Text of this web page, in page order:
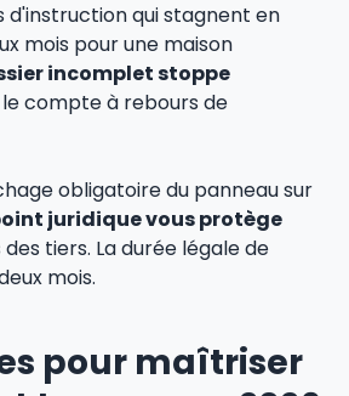
d'instruction qui stagnent en
mois pour une maison
incomplet stoppe
le compte à rebours de
obligatoire du panneau sur
juridique vous protège
tiers. La durée légale de
mois.
pour maîtriser